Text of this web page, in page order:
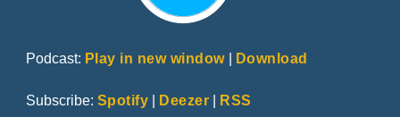
Podcast: Play in new window| Download
Subscribe: Spotify | Deezer | RSS